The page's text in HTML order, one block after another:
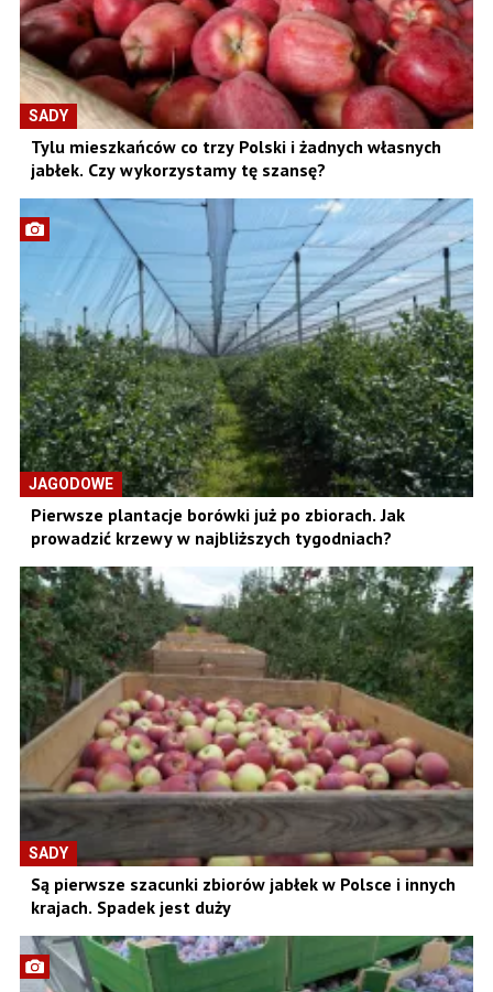
SADY
Tylu mieszkańców co trzy Polski i żadnych własnych
jabłek. Czy wykorzystamy tę szansę?
JAGODOWE
Pierwsze plantacje borówki już po zbiorach. Jak
prowadzić krzewy w najbliższych tygodniach?
SADY
Są pierwsze szacunki zbiorów jabłek w Polsce i innych
krajach. Spadek jest duży